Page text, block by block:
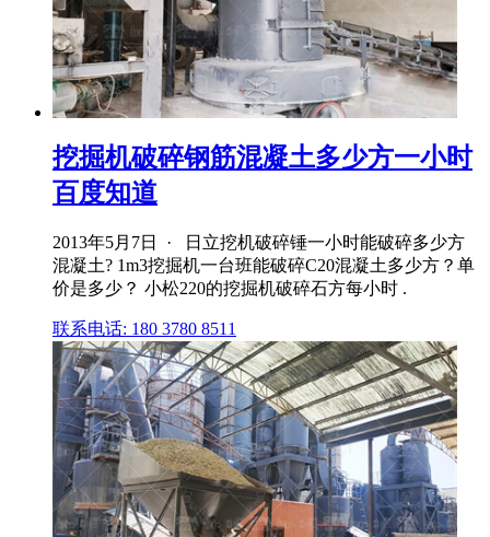
挖掘机破碎钢筋混凝土多少方一小时
百度知道
2013年5月7日 · 日立挖机破碎锤一小时能破碎多少方
混凝土? 1m3挖掘机一台班能破碎C20混凝土多少方？单
价是多少？ 小松220的挖掘机破碎石方每小时 .
联系电话: 180 3780 8511